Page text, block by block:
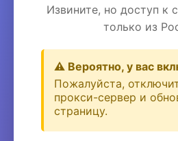
Извините, но доступ к
только из
⚠️ Вероятно, у вас
Пожалуйста,
прокси-сервер и
страницу.